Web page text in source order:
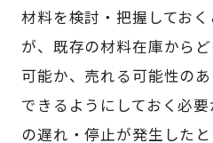
材料を検討・把握してお
が、既存の材料在庫から
可能か、売れる可能性の
できるようにしておく必
の遅れ・停止が発生した